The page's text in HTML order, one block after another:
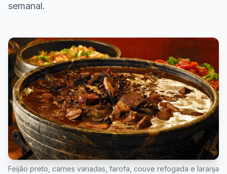
semanal.
Feijão preto, carnes variadas, farofa, couve refogada e laranja